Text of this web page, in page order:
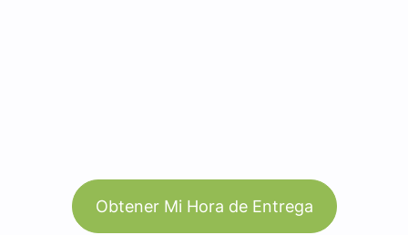
Obtener Mi Hora de Entrega